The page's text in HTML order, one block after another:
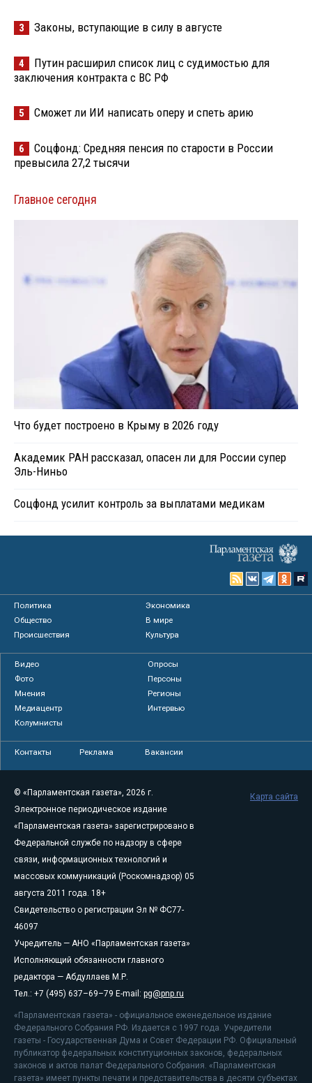
3 Законы, вступающие в силу в августе
4
Путин расширил список лиц с судимостью для
заключения контракта с ВС РФ
5 Сможет ли ИИ написать оперу и спеть арию
6
Соцфонд: Средняя пенсия по старости в России
превысила 27,2 тысячи
Главное сегодня
Что будет построено в Крыму в 2026 году
Академик РАН рассказал, опасен ли для России супер
Эль-Ниньо
Соцфонд усилит контроль за выплатами медикам
Политика
Экономика
Общество
В мире
Происшествия
Культура
Видео
Опросы
Фото
Персоны
Мнения
Регионы
Медиацентр
Интервью
Колумнисты
Контакты Реклама Вакансии
© «Парламентская газета», 2026 г.
Электронное периодическое издание
«Парламентская газета» зарегистрировано в
Федеральной службе по надзору в сфере
связи, информационных технологий и
массовых коммуникаций (Роскомнадзор) 05
августа 2011 года. 18+
Свидетельство о регистрации Эл № ФС77-
46097
Учредитель — АНО «Парламентская газета»
Исполняющий обязанности главного
редактора — Абдуллаев М.Р.
Тел.: +7 (495) 637–69–79 E-mail: pg@pnp.ru
«Парламентская газета» - официальное еженедельное издание
Федерального Собрания РФ. Издается с 1997 года. Учредители
газеты - Государственная Дума и Совет Федерации РФ. Официальный
публикатор федеральных конституционных законов, федеральных
законов и актов палат Федерального Собрания. «Парламентская
газета» имеет пункты печати и представительства в десяти субъектах
Карта сайта